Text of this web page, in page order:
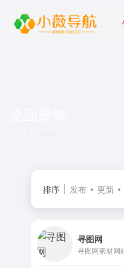
排序 发布 更新
寻图网